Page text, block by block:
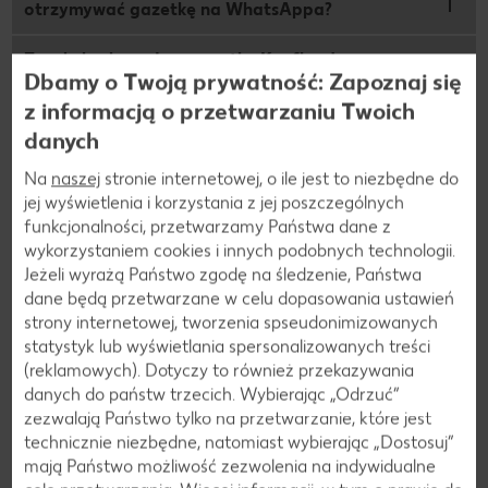
otrzymywać gazetkę na WhatsAppa?
Zasubskrybowałem gazetkę Kauflandu na
WhatsAppie. Kiedy ją dostanę?
Czy mogę dostawać gazetki z dwóch marketów?
Jak mogę zmienić market?
Jakie dane są gromadzone?
Czy mogę udostępnić innym czat Kauflandu?
W jaki sposób mogę zrezygnować z
otrzymywania gazetki na WhatsAppa?
Dbamy o Twoją prywatność: Zapoznaj się
z informacją o przetwarzaniu Twoich
danych
Na naszej stronie internetowej, o ile jest to niezbędne do
jej wyświetlenia i korzystania z jej poszczególnych
funkcjonalności, przetwarzamy Państwa dane z
wykorzystaniem cookies i innych podobnych technologii.
Jeżeli wyrażą Państwo zgodę na śledzenie, Państwa
dane będą przetwarzane w celu dopasowania ustawień
strony internetowej, tworzenia spseudonimizowanych
statystyk lub wyświetlania spersonalizowanych treści
(reklamowych). Dotyczy to również przekazywania
danych do państw trzecich. Wybierając „Odrzuć“
zezwalają Państwo tylko na przetwarzanie, które jest
technicznie niezbędne, natomiast wybierając „Dostosuj”
mają Państwo możliwość zezwolenia na indywidualne